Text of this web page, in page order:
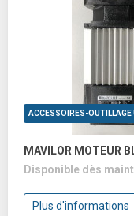
MAVILOR MOTEUR
Disponible dès
Plus d'informations